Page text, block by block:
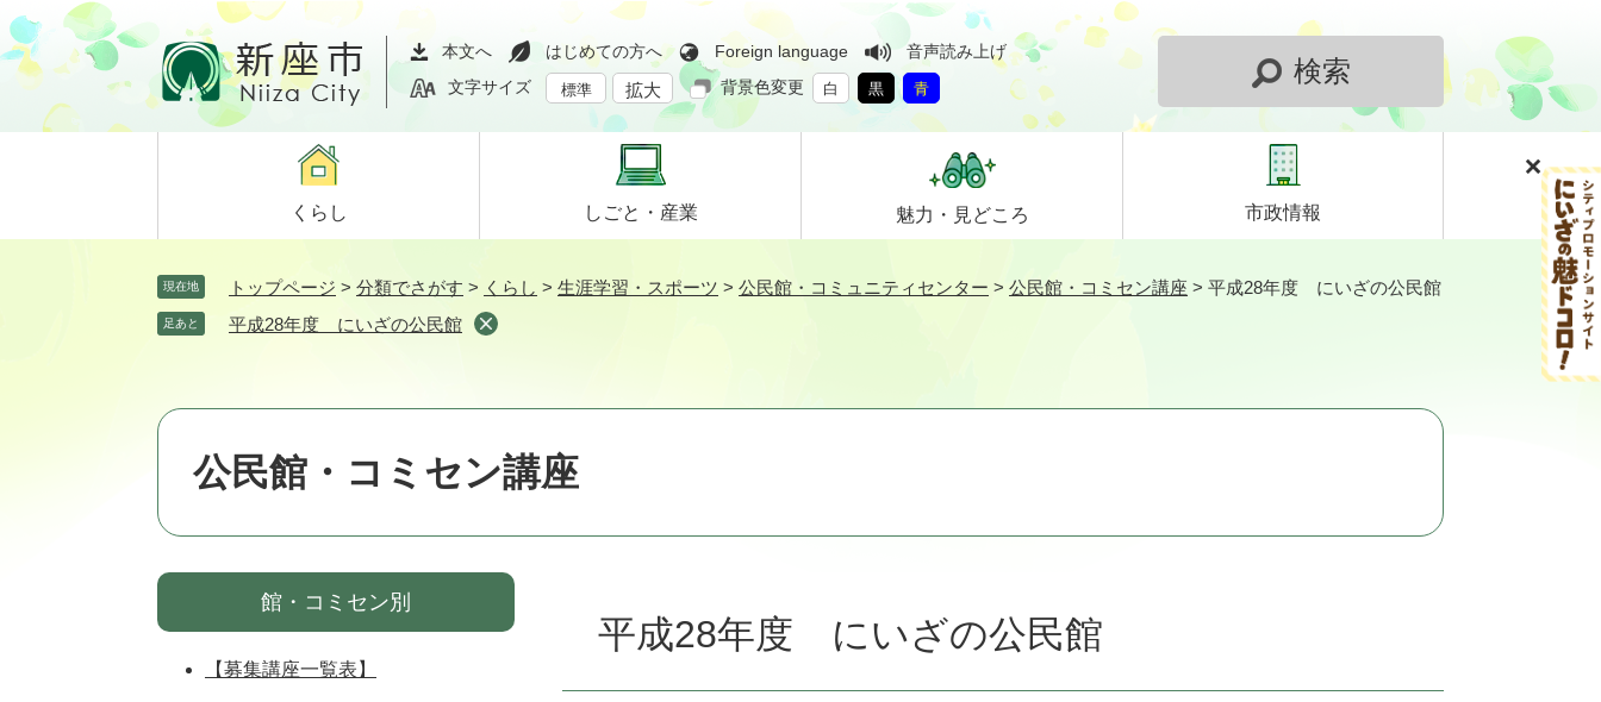
ペ
ー
ジ
メ
ニ
ュ
て
本文へ はじめての方へ Foreign language
音声読み上げ
文字サイズ
標準 拡大 背景色変更 白 黒 青
検索
くらし しごと・ 産業 魅力・ 見どころ 市政情報
現在地 トップページ > 分類でさがす > くらし > 生涯学習・スポーツ > 公民館・コミュニティセンター > 公民館・コミセン講座 > 平成28年度 にいざの公民館
足あと 平成28年度 にいざの公民館
公民館・コミセン講座
平成28年度 にいざの公民館
館・コミセン別
【募集講座一覧表】